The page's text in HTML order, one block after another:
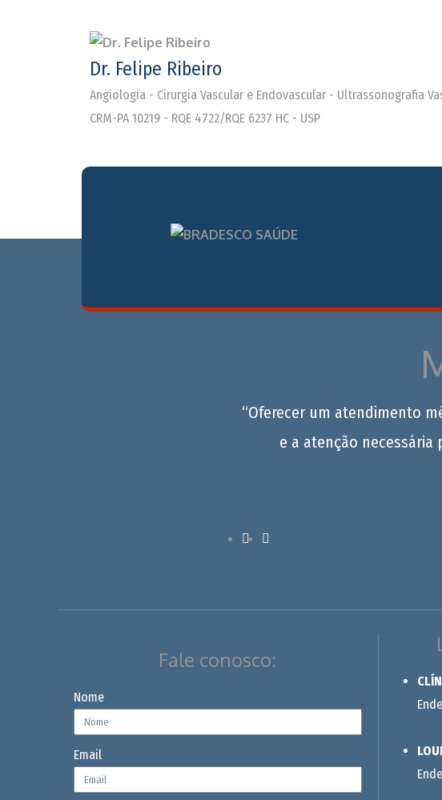
Dr. Felipe Ribeiro
Angiologia - Cirurgia Vascular e Endovascular - Ultrassonografia
CRM-PA 10219 - RQE 4722/RQE 6237 HC - USP
“Oferecer um atendimento
e a atenção
Fale conosco:
Nome
Email